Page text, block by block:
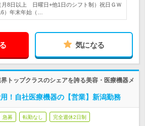
月8日以上 日曜日+他1日のシフト制）祝日ＧＷ
）年末年始（…
気になる
トップクラスのシェアを誇る美容・医療機器メ
！自社医療機器の【営業】新潟勤務
急募 転勤なし 完全週休2日制